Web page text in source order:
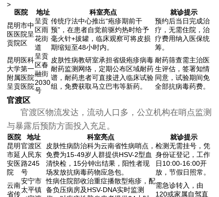
>
医院
地址 科室亮点
就诊提示
昆明市中
医医院呈
贡院区
呈贡
区雨
花街
道
传统疗法中心推出“疱疹期前干
预”，在患者自觉前驱灼热时给予
毫火针+拔罐，临床观察可将皮损
期缩短至48小时内。
预约后当日完成治
疗，无需住院，治
疗费用纳入医保统
筹。
昆明医科
大学第一
附属医院
呈贡医院
呈贡
区春
融街
2030
号
皮肤性病教研室承担省级疱疹病毒
耐药监测网络，定期公布区域耐药
谱，耐药患者可直接进入临床试验
组，免费获取马立巴韦等新药。
耐药筛查需主治医
生评估，签署知情
同意，试验期间免
全部抗病毒药费。
官渡区
官渡区物流发达，流动人口多，公立机构在哨点监测
与暴露后预防方面投入充足。
医院 地址 科室亮点
就诊提示
昆明
市延
安医
院
官渡区
人民东
路245
号
皮肤性病防治科为云南省性病哨点，
免费为15-49岁人群提供HSV-2型血
清快检，15分钟出结果，阳性者现
场发放抗病毒药物应急包。
检测无需挂号，凭
身份证登记，工作
日10:00-16:00开
放，节假日照常。
云南
省传
安宁市
太平镇
性病住院部收治重症播散型疱疹，配
备负压病房及HSV-DNA实时监测
需急诊转入，由
120或家属自驾直